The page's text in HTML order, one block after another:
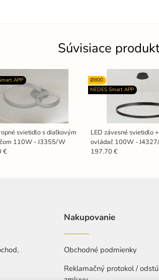
Súvisiace
svietidlo s diaľkovým
110W - J3355/W
APP
€
LED závesné svietidlo
ovládač 100W -
Ø800
NEDES Smart APP
197.70 €
Nakupovanie
Obchodné podmienky
Reklamačný protokol /